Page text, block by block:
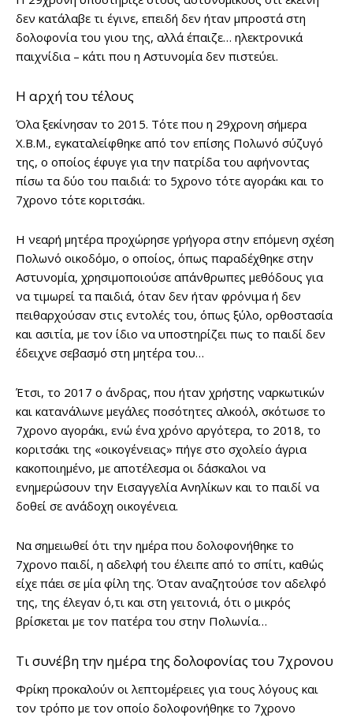
δεν κατάλαβε τι έγινε, επειδή δεν ήταν μπροστά στη
δολοφονία του γιου της, αλλά έπαιζε… ηλεκτρονικά
παιχνίδια – κάτι που η Αστυνομία δεν πιστεύει.
Η αρχή του τέλους
Όλα ξεκίνησαν το 2015. Τότε που η 29χρονη σήμερα
Χ.Β.Μ., εγκαταλείφθηκε από τον επίσης Πολωνό σύζυγό
της, ο οποίος έφυγε για την πατρίδα του αφήνοντας
πίσω τα δύο του παιδιά: το 5χρονο τότε αγοράκι και το
7χρονο τότε κοριτσάκι.
Η νεαρή μητέρα προχώρησε γρήγορα στην επόμενη σχέση
Πολωνό οικοδόμο, ο οποίος, όπως παραδέχθηκε στην
Αστυνομία, χρησιμοποιούσε απάνθρωπες μεθόδους για
να τιμωρεί τα παιδιά, όταν δεν ήταν φρόνιμα ή δεν
πειθαρχούσαν στις εντολές του, όπως ξύλο, ορθοστασία
και ασιτία, με τον ίδιο να υποστηρίζει πως το παιδί δεν
έδειχνε σεβασμό στη μητέρα του…
Έτσι, το 2017 ο άνδρας, που ήταν χρήστης ναρκωτικών
και κατανάλωνε μεγάλες ποσότητες αλκοόλ, σκότωσε το
7χρονο αγοράκι, ενώ ένα χρόνο αργότερα, το 2018, το
κοριτσάκι της «οικογένειας» πήγε στο σχολείο άγρια
κακοποιημένο, με αποτέλεσμα οι δάσκαλοι να
ενημερώσουν την Εισαγγελία Ανηλίκων και το παιδί να
δοθεί σε ανάδοχη οικογένεια.
Να σημειωθεί ότι την ημέρα που δολοφονήθηκε το
7χρονο παιδί, η αδελφή του έλειπε από το σπίτι, καθώς
είχε πάει σε μία φίλη της. Όταν αναζητούσε τον αδελφό
της, της έλεγαν ό,τι και στη γειτονιά, ότι ο μικρός
βρίσκεται με τον πατέρα του στην Πολωνία…
Τι συνέβη την ημέρα της δολοφονίας του 7χρονου
Φρίκη προκαλούν οι λεπτομέρειες για τους λόγους και
τον τρόπο με τον οποίο δολοφονήθηκε το 7χρονο